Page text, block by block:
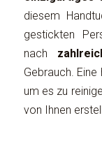
diesem
gestickten
nach
Gebrauch.
um es zu
von Ihnen